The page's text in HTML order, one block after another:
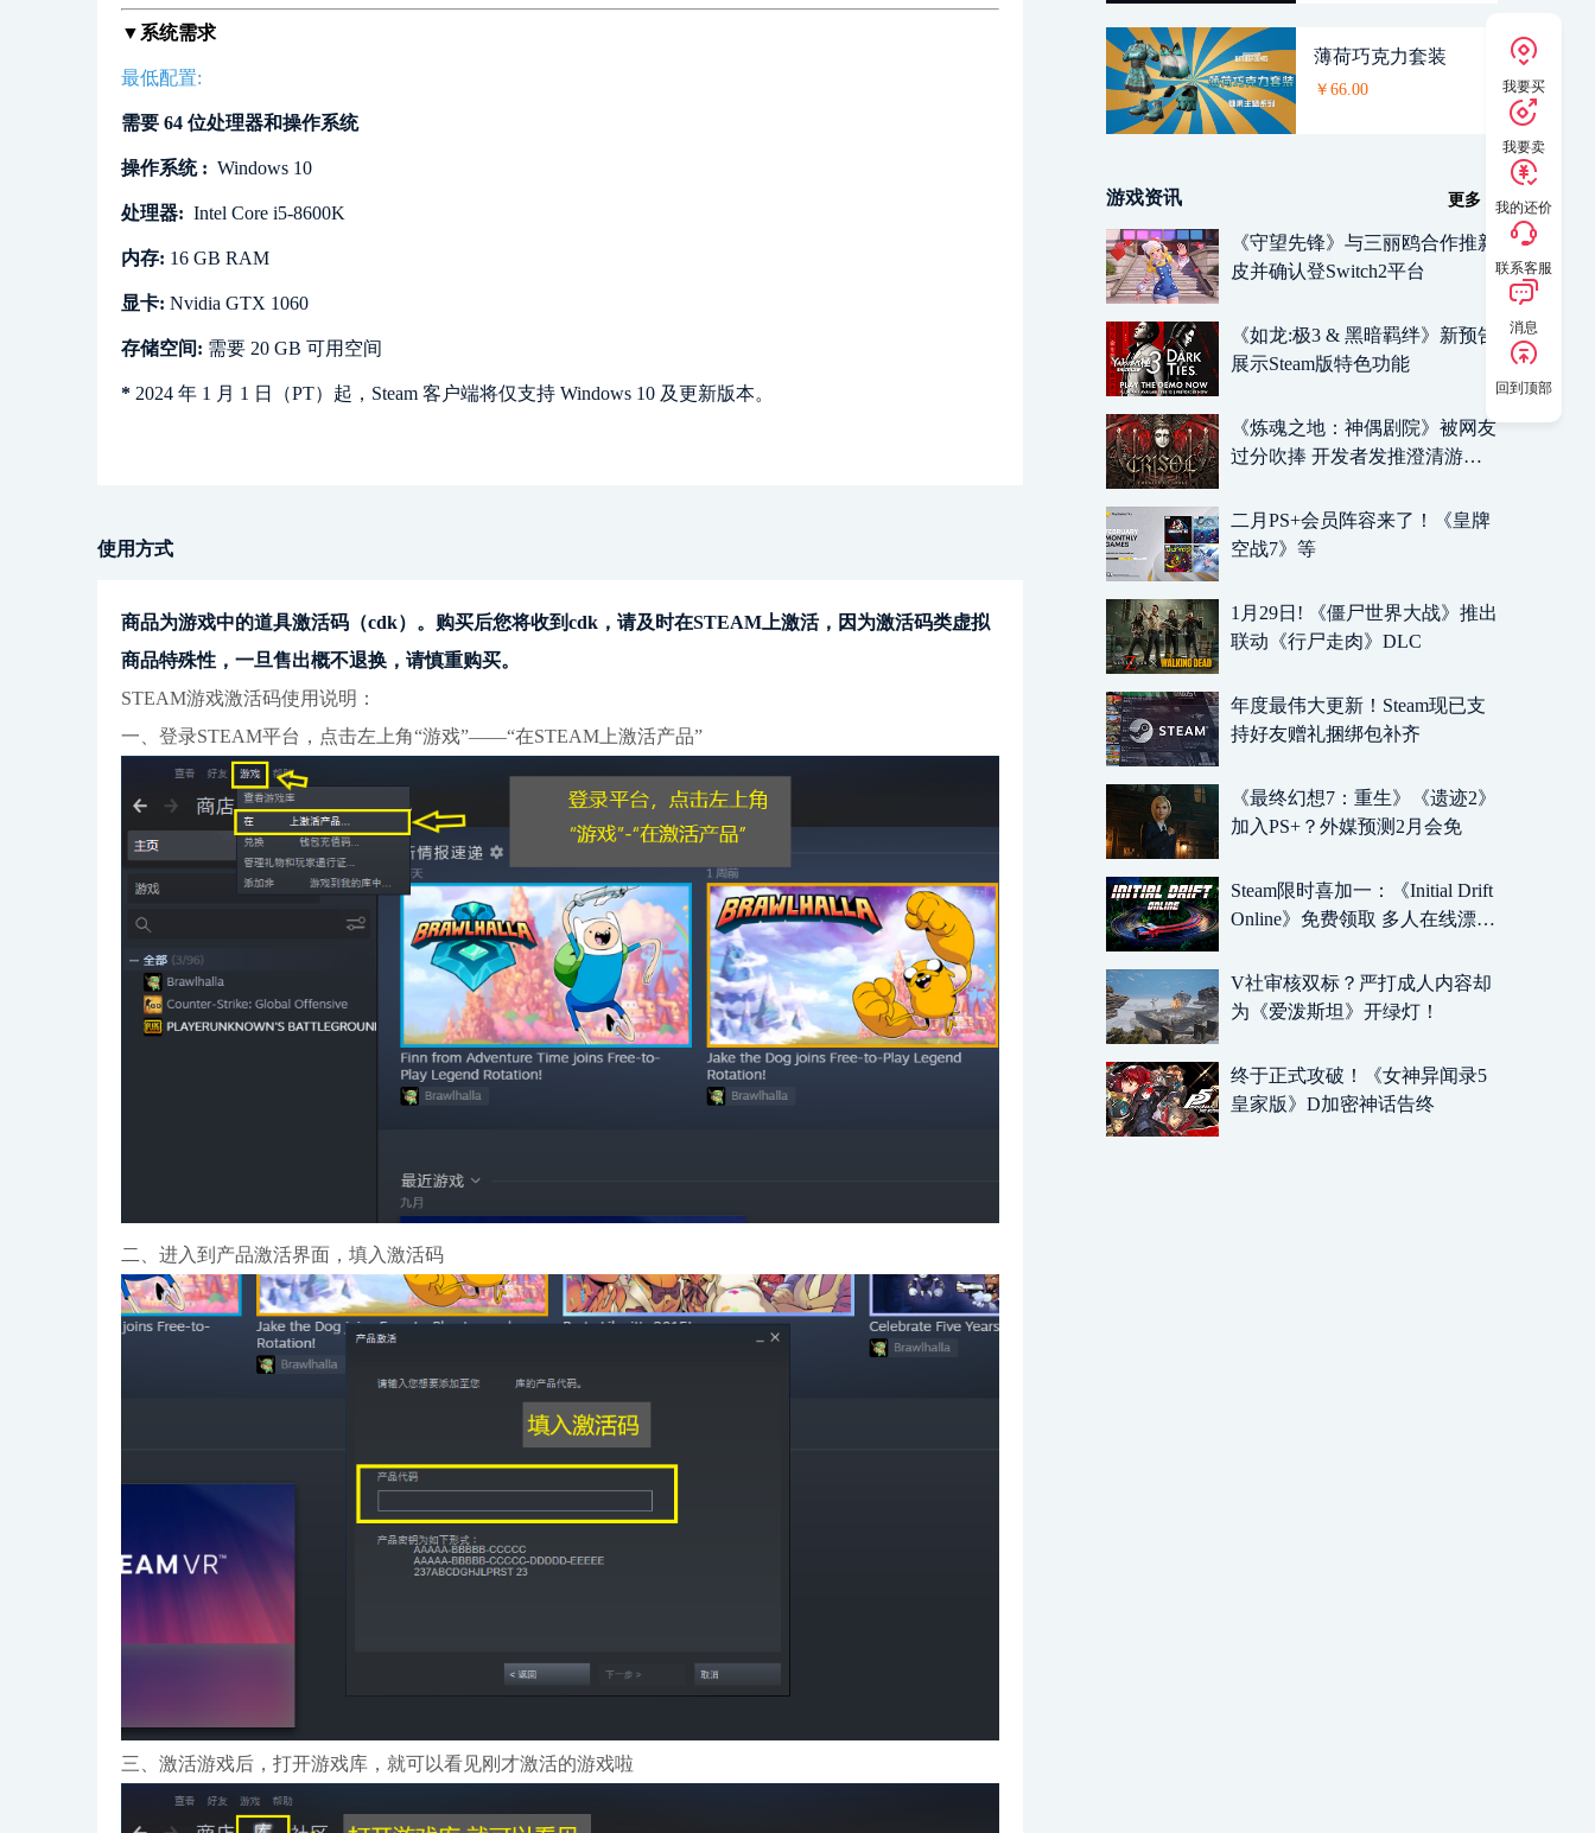
▼系统需求
最低配置:
需要 64 位处理器和操作系统
操作系统 : Windows 10
处理器: Intel Core i5-8600K
内存: 16 GB RAM
显卡: Nvidia GTX 1060
存储空间: 需要 20 GB 可用空间
* 2024 年 1 月 1 日（PT）起，Steam 客户端将仅支持 Windows 10 及更新版本。
使用方式
商品为游戏中的道具激活码（cdk）。购买后您将收到cdk，请及时在STEAM上激活，因为激活码类虚拟
商品特殊性，一旦售出概不退换，请慎重购买。
STEAM游戏激活码使用说明：
一、登录STEAM平台，点击左上角“游戏”——“在STEAM上激活产品”
二、进入到产品激活界面，填入激活码
三、激活游戏后，打开游戏库，就可以看见刚才激活的游戏啦
薄荷巧克力套装
￥66.00
游戏资讯 更多
《守望先锋》与三丽鸥合作推新
皮并确认登Switch2平台
《如龙:极3 & 黑暗羁绊》新预告
展示Steam版特色功能
《炼魂之地：神偶剧院》被网友
过分吹捧 开发者发推澄清游戏
二月PS+会员阵容来了！《皇牌
空战7》等
1月29日! 《僵尸世界大战》推出
联动《行尸走肉》DLC
年度最伟大更新！Steam现已支
持好友赠礼捆绑包补齐
《最终幻想7：重生》《遗迹2》
加入PS+？外媒预测2月会免
Steam限时喜加一：《Initial Drift
Online》免费领取 多人在线漂移
V社审核双标？严打成人内容却
为《爱泼斯坦》开绿灯！
终于正式攻破！《女神异闻录5
皇家版》D加密神话告终
我要买
我要卖
我的还价
联系客服
消息
回到顶部